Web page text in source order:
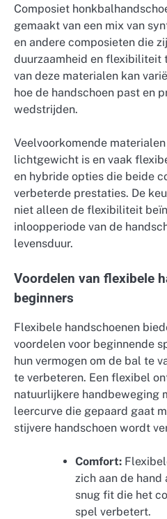
Composiet
gemaakt van een mix van
en andere composieten die
duurzaamheid en flexibiliteit
van deze materialen kan
hoe de handschoen past en
wedstrijden.
Veelvoorkomende
lichtgewicht is en vaak
en hybride opties die beide
verbeterde prestaties. De
niet alleen de flexibiliteit
inloopperiode van de
levensduur.
Voordelen van flexibele
beginners
Flexibele handschoenen
voordelen voor beginnende
hun vermogen om de bal te
te verbeteren. Een flexibel
natuurlijkere handbeweging
leercurve die gepaard gaat
stijvere handschoen wordt
Comfort:
zich aan de hand
snug fit die het
spel verbetert.